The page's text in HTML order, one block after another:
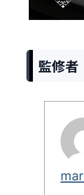
監修者